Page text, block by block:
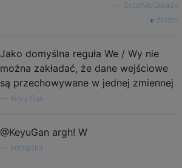
ScottMcGready
źródło
Jako domyślna reguła We / Wy nie
można zakładać, że dane wejściowe
są przechowywane w jednej zmiennej
Keyu Gan
@KeyuGan argh! W
porządku